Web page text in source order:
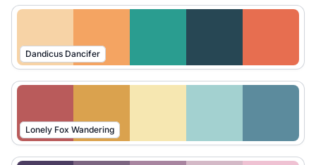
Dandicus Dancifer
Lonely Fox Wandering